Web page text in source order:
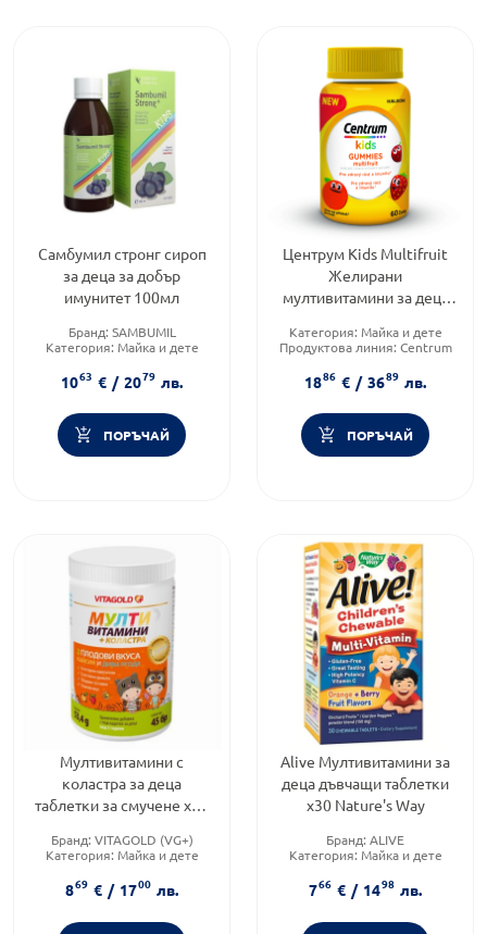
Самбумил стронг сироп
за деца за добър
имунитет 100мл
Бранд: SAMBUMIL
Категория: Майка и дете
1063 € / 2079 лв.
ПОРЪЧАЙ
Центрум Kids Multifruit
Желирани
мултивитамини за деца
Категория: Майка и дете
Продуктова линия: Centrum
Форма на продукта:
желирани таблетки
1886 € / 3689 лв.
ПОРЪЧАЙ
Мултивитамини с
коластра за деца
таблетки за смучене х45
Бранд: VITAGOLD (VG+)
Категория: Майка и дете
869 € / 1700 лв.
Alive Мултивитамини за
деца дъвчащи таблетки
х30 Nature's Way
Бранд: ALIVE
Категория: Майка и дете
таблетки
766 € / 1498 лв.